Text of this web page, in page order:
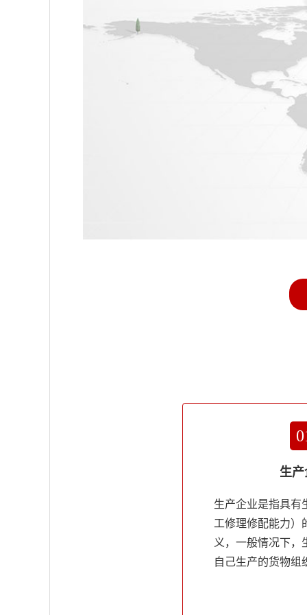
生
生产企业是指具有
工修理修配能力）
义，一般情况下，
自己生产的货物组